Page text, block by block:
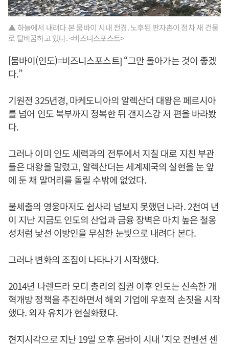
▲ 하늘에서 내려다 본 뭄바이 시내 전경. 노후된 판자촌이 점차 새 건물
로 탈바꿈하고 있다. <비즈니스포스트>
[뭄바이(인도)=비즈니스포스트] “그만 돌아가는 것이 좋겠
다.”
기원전 325년경, 마케도니아의 알렉산더 대왕은 페르시아
를 넘어 인도 북부까지 정복한 뒤 갠지스강 저 편을 바라봤
다.
그러나 이미 인도 세력과의 전투에서 지칠 대로 지친 부관
들은 대왕을 말렸고, 알렉산더는 세계제국의 실현을 눈 앞
에 둔 채 말머리를 돌릴 수밖에 없었다.
불세출의 영웅마저도 쉽사리 넘보지 못했던 나라. 2천여 년
이 지난 지금도 인도의 산업과 금융 장벽은 마치 높은 철옹
성처럼 낯선 이방인을 무심한 눈빛으로 내려다 본다.
그러나 변화의 조짐이 나타나기 시작했다.
2014년 나렌드라 모디 총리의 집권 이후 인도는 신속한 개
혁개방 정책을 추진하면서 해외 기업에 우호적 손짓을 시작
했다. 외자 유치가 현실화됐다.
현지시각으로 지난 19일 오후 뭄바이 시내 ‘지오 컨벤션 센